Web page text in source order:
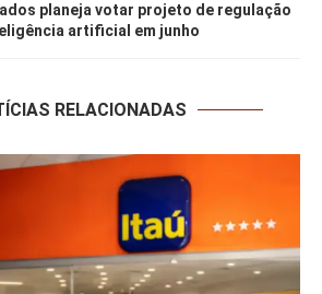
planeja votar projeto de regulação
artificial em junho
RELACIONADAS